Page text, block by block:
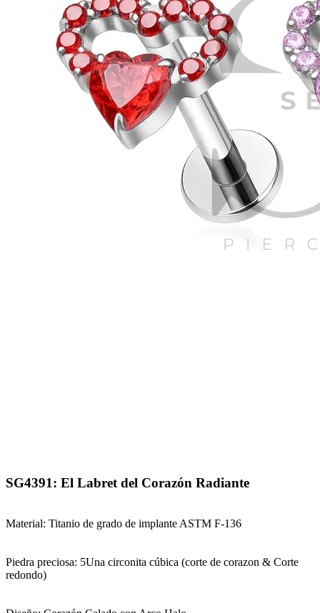
SG4391: El Labret del Corazón Radiante
Material: Titanio de grado de implante ASTM F-136
Piedra preciosa: 5Una circonita cúbica (corte de corazon & Corte
redondo)